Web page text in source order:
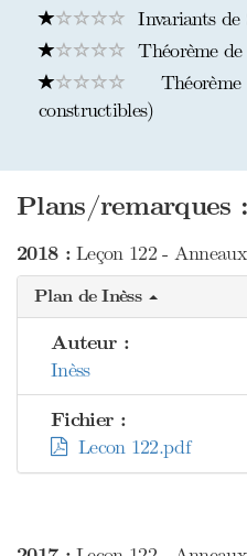
Invariants
Théorème
constructibles)
Plans/remarques :
2018 :Leçon 122 -
Plan de Inèss
Auteur :
Inèss
Fichier :
Lecon 122.pdf